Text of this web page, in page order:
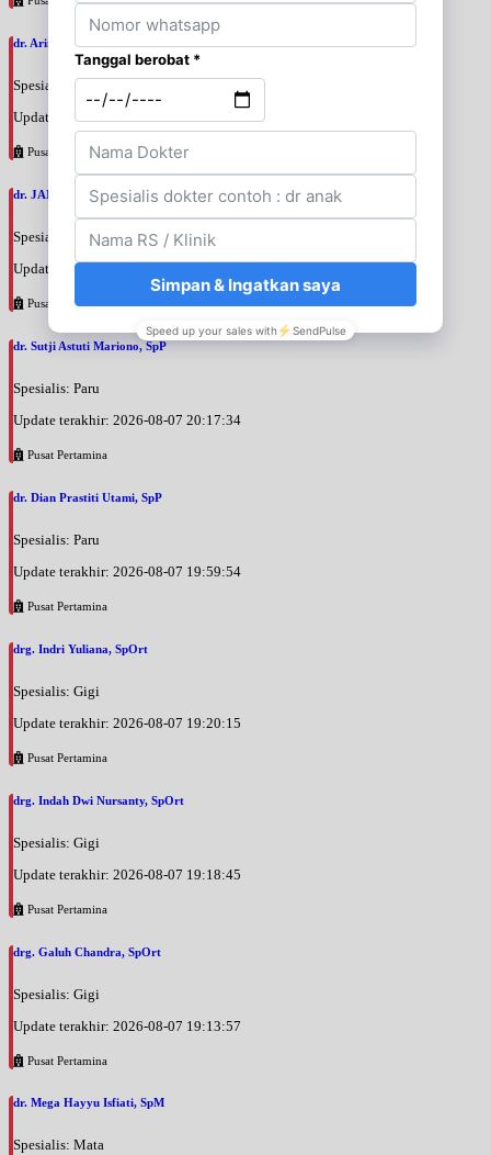
dr. Arini Purwono, SpP
Spesialis: Paru
Update terakhir: 2026-08-07 20:25:58
Pusat Pertamina
dr. JANUAR HABIBI, SpP
Spesialis: Paru
Update terakhir: 2026-08-07 20:23:50
Pusat Pertamina
dr. Sutji Astuti Mariono, SpP
Spesialis: Paru
Update terakhir: 2026-08-07 20:17:34
Pusat Pertamina
dr. Dian Prastiti Utami, SpP
Spesialis: Paru
Update terakhir: 2026-08-07 19:59:54
Pusat Pertamina
drg. Indri Yuliana, SpOrt
Spesialis: Gigi
Update terakhir: 2026-08-07 19:20:15
Pusat Pertamina
drg. Indah Dwi Nursanty, SpOrt
Spesialis: Gigi
Update terakhir: 2026-08-07 19:18:45
Pusat Pertamina
drg. Galuh Chandra, SpOrt
Spesialis: Gigi
Update terakhir: 2026-08-07 19:13:57
Pusat Pertamina
dr. Mega Hayyu Isfiati, SpM
Spesialis: Mata